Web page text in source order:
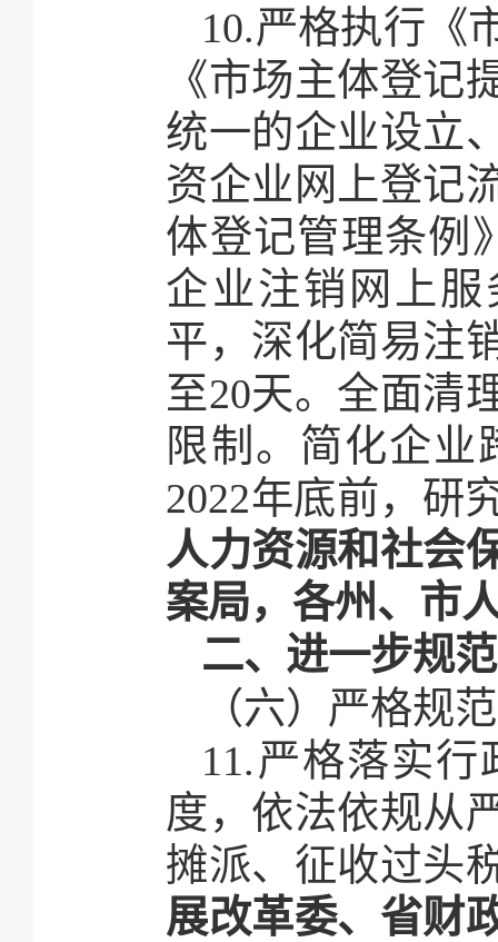
10.严格执行《
《市场主体登记
统一的企业设立
资企业网上登记
体登记管理条例
企业注销网上
平，深化简易注
至20天。全面清
限制。简化企
2022年底前，研
人力资源和社会
案局，各州、市
二、进一步规
（六）严格规
11.严格落实
度，依法依规从
摊派、征收过头
展改革委、省财